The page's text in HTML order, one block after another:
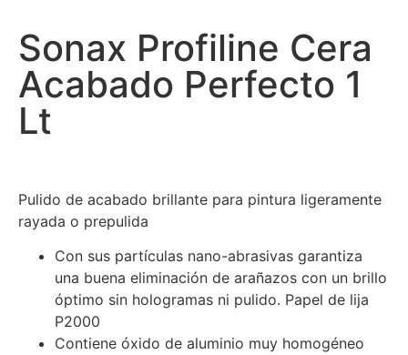
Sonax Profiline Cera
Acabado Perfecto 1
Lt
Pulido de acabado brillante para pintura ligeramente
rayada o prepulida
Con sus partículas nano-abrasivas garantiza
una buena eliminación de arañazos con un brillo
óptimo sin hologramas ni pulido. Papel de lija
P2000
Contiene óxido de aluminio muy homogéneo